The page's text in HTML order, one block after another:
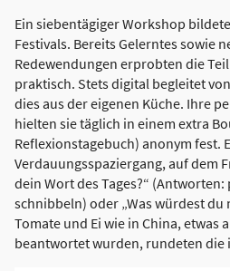
Ein siebentägiger Workshop
Festivals. Bereits Gelerntes sowie
Redewendungen erprobten die
praktisch. Stets digital begleitet
dies aus der eigenen Küche. Ihre
hielten sie täglich in einem extra
Reflexionstagebuch) anonym fest.
Verdauungsspaziergang, auf dem
dein Wort des Tages?“
schnibbeln) oder „Was würdest du
Tomate und Ei wie in China, etwas
beantwortet wurden, rundeten die